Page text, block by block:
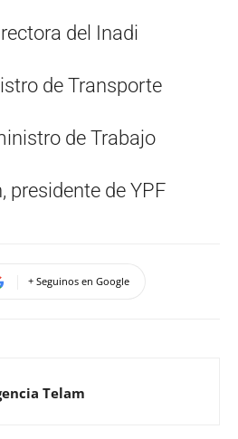
del Inadi
de Transporte
de Trabajo
presidente de YPF
+ Seguinos en Google
Telam